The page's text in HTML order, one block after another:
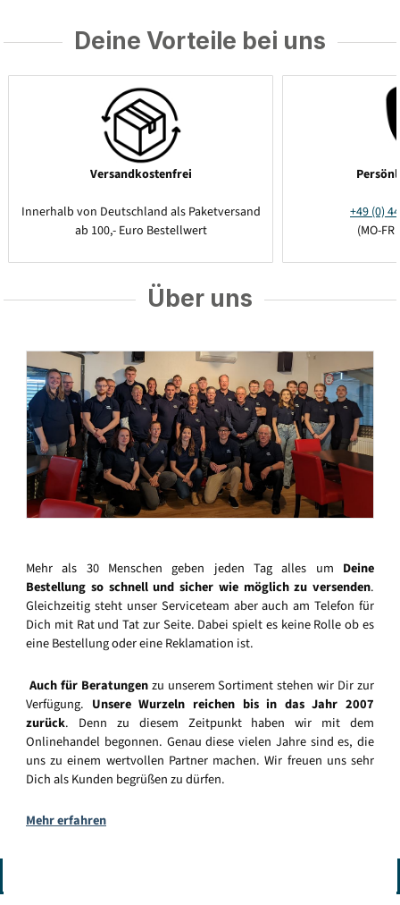
Deine Vorteile bei uns
Versandkostenfrei
Innerhalb von Deutschland als Paketversand
ab 100,- Euro Bestellwert
+49 (0)
(MO-
Über uns
Mehr als 30 Menschen geben jeden Tag alles um Deine
Bestellung so schnell und sicher wie möglich zu versenden.
Gleichzeitig steht unser Serviceteam aber auch am Telefon für
Dich mit Rat und Tat zur Seite. Dabei spielt es keine Rolle ob es
eine Bestellung oder eine Reklamation ist.
Auch für Beratungenzu unserem Sortiment stehen wir Dir zur
Verfügung. Unsere Wurzeln reichen bis in das Jahr 2007
zurück. Denn zu diesem Zeitpunkt haben wir mit dem
Onlinehandel begonnen. Genau diese vielen Jahre sind es, die
uns zu einem wertvollen Partner machen. Wir freuen uns sehr
Dich als Kunden begrüßen zu dürfen.
Mehr erfahren